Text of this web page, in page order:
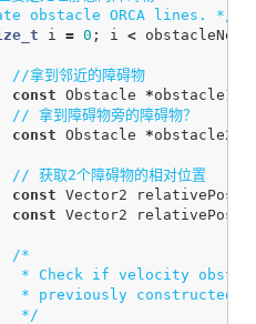
obstacle ORCA lines. */
i = 0 ; i <
//拿到邻近的障碍物
const Obstacle *obstacle1
// 拿到障碍物旁的障碍物？
const Obstacle *obstacle2
// 获取2个障碍物的相对位置
const Vector2
const Vector2
/*
			 */